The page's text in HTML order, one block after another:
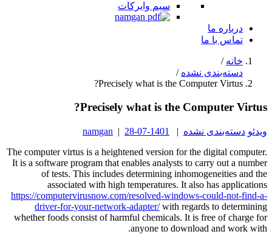
سیم وایرکات
درباره ما
تماس با ما
خانه /
دسته‌بندی نشده /
Precisely what is the Computer Virtus?
Precisely what is the Computer Virtus?
ویدئو دسته‌بندی نشده |
1401-07-28
|
namgan
The computer virtus is a heightened version for the digital computer.
It is a software program that enables analysts to carry out a number
of tests. This includes determining inhomogeneities and the
associated with high temperatures. It also has applications
https://computervirusnow.com/resolved-windows-could-not-find-a-
driver-for-your-network-adapter/with regards to determining
whether foods consist of harmful chemicals. It is free of charge for
anyone to download and work with.